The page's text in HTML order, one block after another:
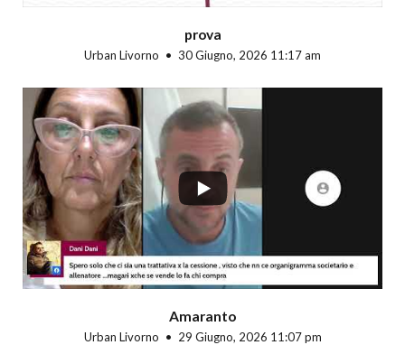
prova
Urban Livorno 30 Giugno, 2026 11:17 am
Amaranto
Urban Livorno 29 Giugno, 2026 11:07 pm